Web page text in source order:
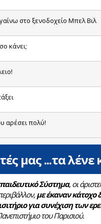
στο ξενοδοχείο Μπελ Βιλ
κάνει;
αρέσει πολύ!
μας ...τα λένε
Σύστημα, οι
με έκαναν κάτοχο
για συνέχιση των
του Παρισιού.